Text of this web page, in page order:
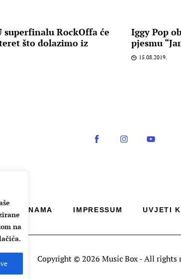
na
superfinalu RockOffa će
što dolazimo iz
Iggy Pop
pjesmu
15.08.2019.
O NAMA IMPRESSUM UVJETI
Copyright © 2026 Music Box - All rights